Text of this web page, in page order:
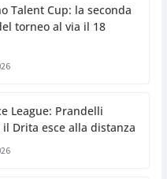
Talent Cup: la seconda
torneo al via il 18
League: Prandelli
Drita esce alla distanza